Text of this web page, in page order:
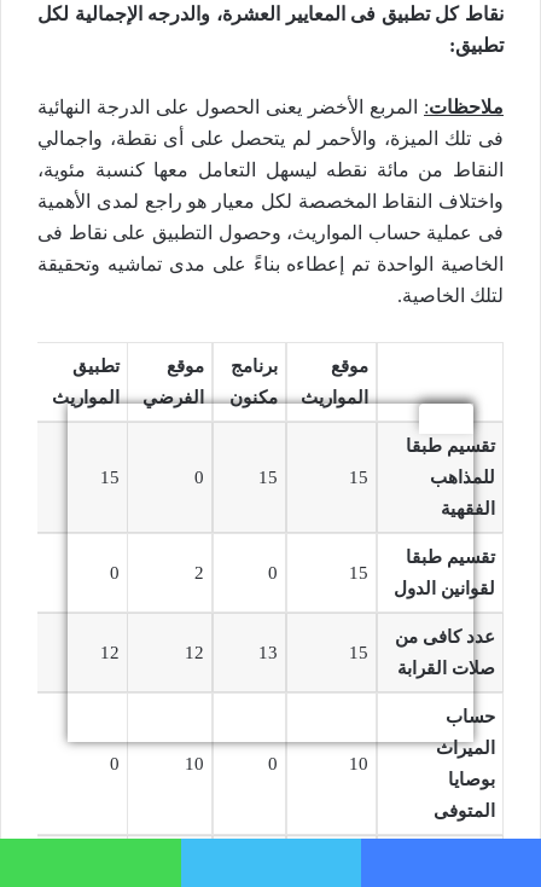
نقاط كل تطبيق فى المعايير العشرة، والدرجه الإجمالية لكل
تطبيق:
ملاحظات: المربع الأخضر يعنى الحصول على الدرجة النهائية
فى تلك الميزة، والأحمر لم يتحصل على أى نقطة، واجمالي
النقاط من مائة نقطه ليسهل التعامل معها كنسبة مئوية،
واختلاف النقاط المخصصة لكل معيار هو راجع لمدى الأهمية
فى عملية حساب المواريث، وحصول التطبيق على نقاط فى
الخاصية الواحدة تم إعطاءه بناءً على مدى تماشيه وتحقيقة
لتلك الخاصية.
موقع
المواريث
برنامج
مكنون
موقع
الفرضي
تطبيق
المواريث
تقسيم طبقا
للمذاهب
الفقهية
15
15
0
15
تقسيم طبقا
لقوانين الدول
15
0
2
0
عدد كافى من
صلات القرابة
15
13
12
12
حساب
الميراث
بوصايا
المتوفى
10
0
10
0